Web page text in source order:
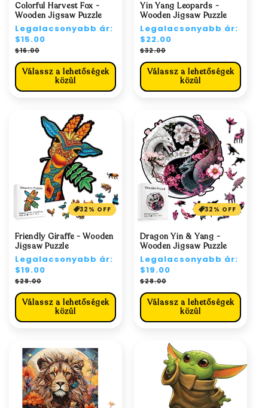
Colorful Harvest Fox -
Wooden Jigsaw Puzzle
Normál
ár
Legalacsonyabb ár:
$15.00
Akciós
ár
$16.00
Válassz a lehetőségek
közül
Yin Yang Leopards -
Wooden Jigsaw Puzzle
Normál
ár
Legalacsonyabb ár:
$22.00
Akciós
ár
$32.00
Válassz a lehetőségek
közül
32% OFF
Friendly Giraffe - Wooden
Jigsaw Puzzle
Normál
ár
Legalacsonyabb ár:
$19.00
Akciós
ár
$28.00
Válassz a lehetőségek
közül
32% OFF
Dragon Yin & Yang -
Wooden Jigsaw Puzzle
Normál
ár
Legalacsonyabb ár:
$19.00
Akciós
ár
$28.00
Válassz a lehetőségek
közül